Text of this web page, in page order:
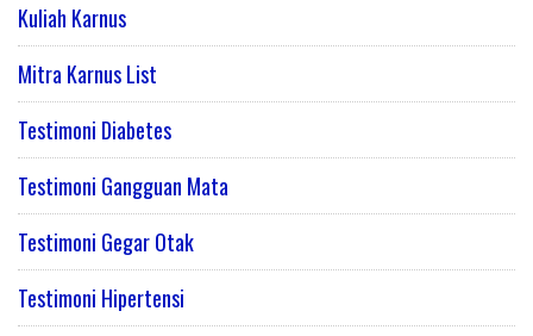
Kuliah Karnus
Mitra Karnus List
Testimoni Diabetes
Testimoni Gangguan Mata
Testimoni Gegar Otak
Testimoni Hipertensi